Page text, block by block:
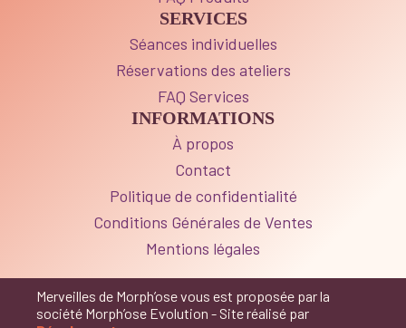
SERVICES
Séances individuelles
Réservations des ateliers
FAQ Services
INFORMATIONS
À propos
Contact
Politique de confidentialité
Conditions Générales de Ventes
Mentions légales
Merveilles de Morph’ose vous est proposée par la
société Morph’ose Evolution - Site réalisé par